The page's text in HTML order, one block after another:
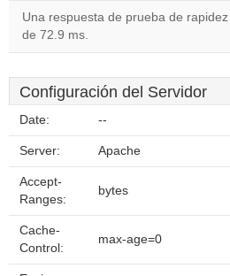
Una respuesta de prueba de
de 72.9 ms.
Configuración del Servidor
Date: --
Server: Apache
Accept-
Ranges:
bytes
Cache-
Control:
max-age=0